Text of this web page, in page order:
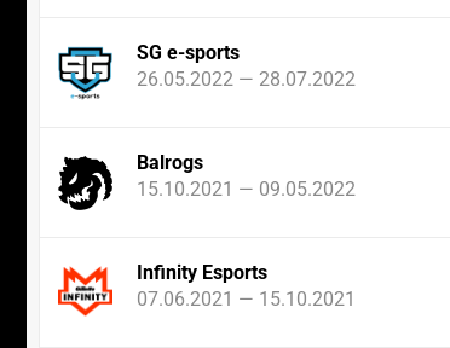
SG e-sports
26.05.2022 — 28.07.2022
Balrogs
15.10.2021 — 09.05.2022
Infinity Esports
07.06.2021 — 15.10.2021